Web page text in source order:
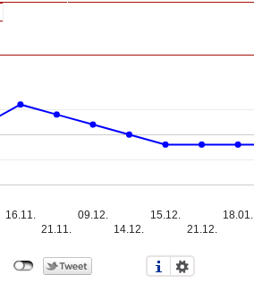
16.11.
21.11.
09.12.
14.12.
15.12.
21.12.
18.01.